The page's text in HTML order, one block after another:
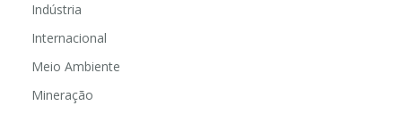
Indústria
Internacional
Meio Ambiente
Mineração